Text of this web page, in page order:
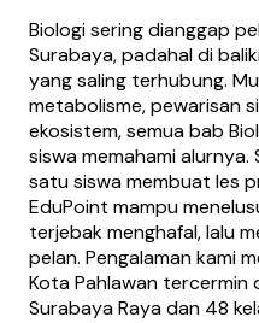
Biologi sering dianggap
Surabaya, padahal di
yang saling terhubung.
metabolisme, pewarisan
ekosistem, semua bab
siswa memahami
satu siswa membuat les
EduPoint mampu
terjebak menghafal, lalu
pelan. Pengalaman kami
Kota Pahlawan tercermin
Surabaya Raya dan 48